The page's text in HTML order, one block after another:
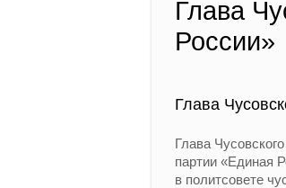
Глава
России»
Глава
Глава
партии «Единая
в политсовете